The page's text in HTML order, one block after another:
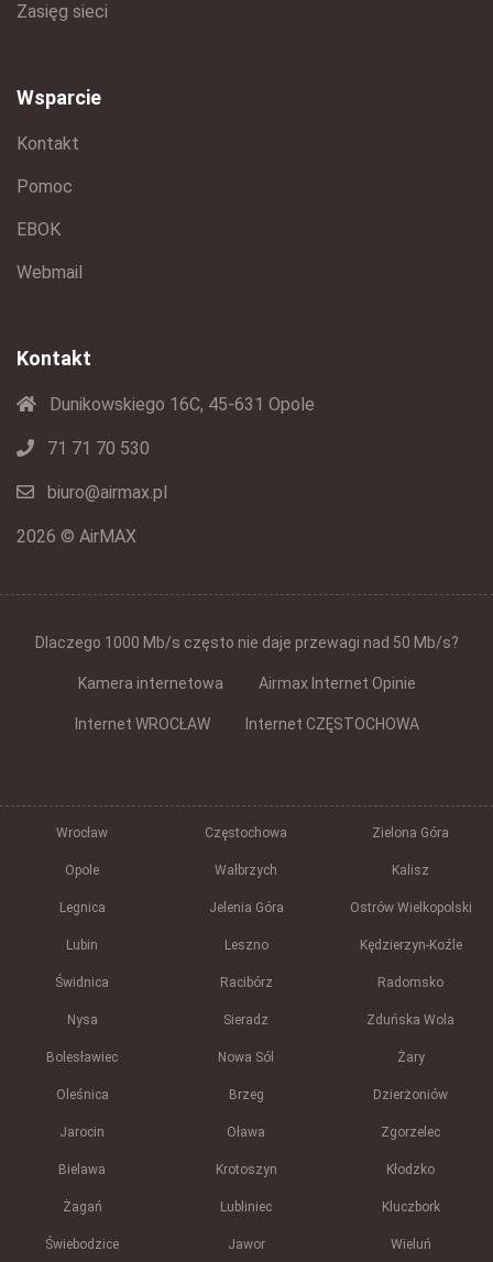
Zasięg sieci
Wsparcie
Kontakt
Pomoc
EBOK
Webmail
Kontakt
Dunikowskiego 16C, 45-631 Opole
71 71 70 530
biuro@airmax.pl
2026 © AirMAX
Dlaczego 1000 Mb/s często nie daje przewagi nad 50 Mb/s?
Kamera internetowa Airmax Internet Opinie
Internet WROCŁAW Internet CZĘSTOCHOWA
Wrocław Częstochowa Zielona Góra
Opole Wałbrzych Kalisz
Legnica Jelenia Góra Ostrów Wielkopolski
Lubin Leszno Kędzierzyn-Koźle
Świdnica Racibórz Radomsko
Nysa Sieradz Zduńska Wola
Bolesławiec Nowa Sól Żary
Oleśnica Brzeg Dzierżoniów
Jarocin Oława Zgorzelec
Bielawa Krotoszyn Kłodzko
Żagań Lubliniec Kluczbork
Świebodzice Jawor Wieluń